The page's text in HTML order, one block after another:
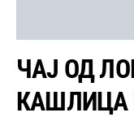
ЧАЈ ОД
КАШЛИЦА